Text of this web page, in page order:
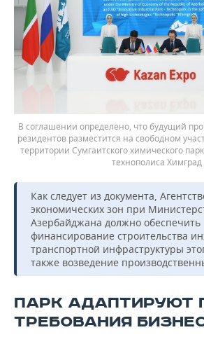
В соглашении определено, что будущий
резидентов разместится на свободном
территории Сумгаитского химического
технополиса Химград
Как следует из документа,
экономических зон при
Азербайджана должно обеспечить
финансирование строительства
транспортной инфраструктуры
также возведение
ПАРК АДАПТИРУЮТ
ТРЕБОВАНИЯ